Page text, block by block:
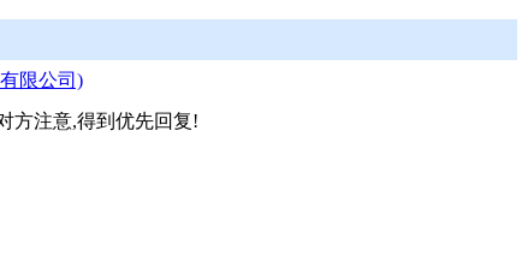
限公司)
方注意,得到优先回复!